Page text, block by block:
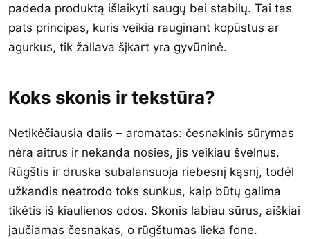
padeda produktą išlaikyti saugų bei stabilų. Tai tas
pats principas, kuris veikia rauginant kopūstus ar
agurkus, tik žaliava šįkart yra gyvūninė.
Koks skonis ir tekstūra?
Netikėčiausia dalis – aromatas: česnakinis sūrymas
nėra aitrus ir nekanda nosies, jis veikiau švelnus.
Rūgštis ir druska subalansuoja riebesnį kąsnį, todėl
užkandis neatrodo toks sunkus, kaip būtų galima
tikėtis iš kiaulienos odos. Skonis labiau sūrus, aiškiai
jaučiamas česnakas, o rūgštumas lieka fone.